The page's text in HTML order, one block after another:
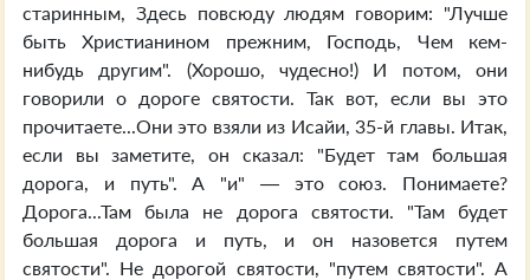
старинным, Здесь повсюду людям говорим: "Лучше
быть Христианином прежним, Господь, Чем кем-
нибудь другим". (Хорошо, чудесно!) И потом, они
говорили о дороге святости. Так вот, если вы это
прочитаете...Они это взяли из Исайи, 35-й главы. Итак,
если вы заметите, он сказал: "Будет там большая
дорога, и путь". А "и" — это союз. Понимаете?
Дорога...Там была не дорога святости. "Там будет
большая дорога и путь, и он назовется путем
святости". Не дорогой святости, "путем святости". А